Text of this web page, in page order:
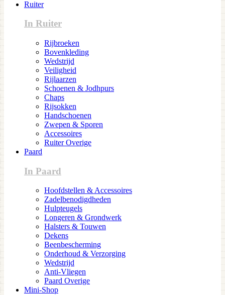
Ruiter
In Ruiter
Rijbroeken
Bovenkleding
Wedstrijd
Veiligheid
Rijlaarzen
Schoenen & Jodhpurs
Chaps
Rijsokken
Handschoenen
Zwepen & Sporen
Accessoires
Ruiter Overige
Paard
In Paard
Hoofdstellen & Accessoires
Zadelbenodigdheden
Hulpteugels
Longeren & Grondwerk
Halsters & Touwen
Dekens
Beenbescherming
Onderhoud & Verzorging
Wedstrijd
Anti-Vliegen
Paard Overige
Mini-Shop